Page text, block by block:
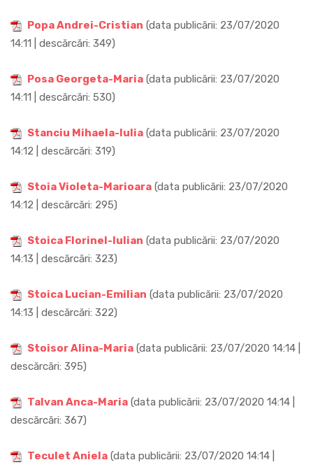
Popa Andrei-Cristian (data publicării: 23/07/2020
14:11 | descărcări: 349)
Posa Georgeta-Maria (data publicării: 23/07/2020
14:11 | descărcări: 530)
Stanciu Mihaela-Iulia (data publicării: 23/07/2020
14:12 | descărcări: 319)
Stoia Violeta-Marioara (data publicării: 23/07/2020
14:12 | descărcări: 295)
Stoica Florinel-Iulian (data publicării: 23/07/2020
14:13 | descărcări: 323)
Stoica Lucian-Emilian (data publicării: 23/07/2020
14:13 | descărcări: 322)
Stoisor Alina-Maria (data publicării: 23/07/2020 14:14 |
descărcări: 395)
Talvan Anca-Maria (data publicării: 23/07/2020 14:14 |
descărcări: 367)
Teculet Aniela (data publicării: 23/07/2020 14:14 |